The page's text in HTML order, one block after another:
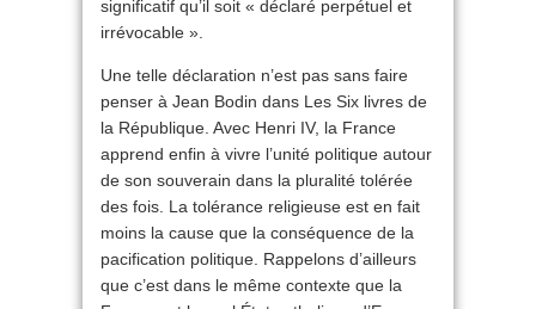
significatif qu’il soit « déclaré perpétuel et
irrévocable ».
Une telle déclaration n’est pas sans faire
penser à Jean Bodin dans Les Six livres de
la République. Avec Henri IV, la France
apprend enfin à vivre l’unité politique autour
de son souverain dans la pluralité tolérée
des fois. La tolérance religieuse est en fait
moins la cause que la conséquence de la
pacification politique. Rappelons d’ailleurs
que c’est dans le même contexte que la